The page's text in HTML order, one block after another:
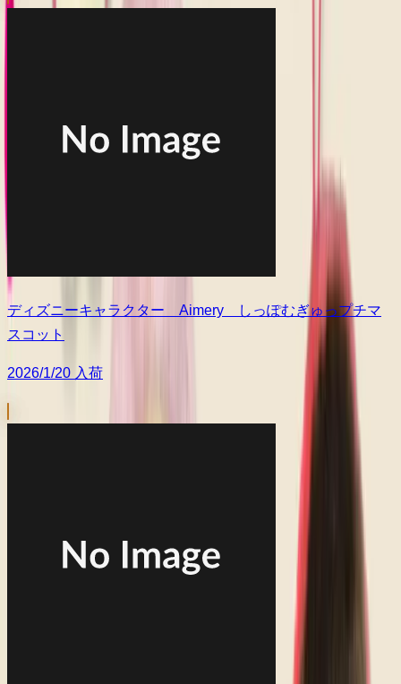
ディズニーキャラクター Aimery しっぽむぎゅっプチマ
スコット
2026/1/20 入荷